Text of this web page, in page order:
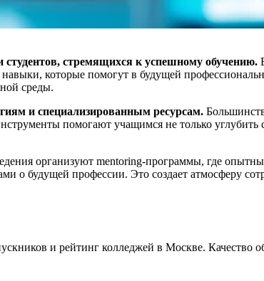
стремящихся к успешному обучению.
которые помогут в будущей
среды.
и специализированным ресурсам.
помогают учащимся не только углубить
организуют mentoring-программы, где
о будущей профессии. Это создает атмосферу
и рейтинг колледжей в Москве. Качество